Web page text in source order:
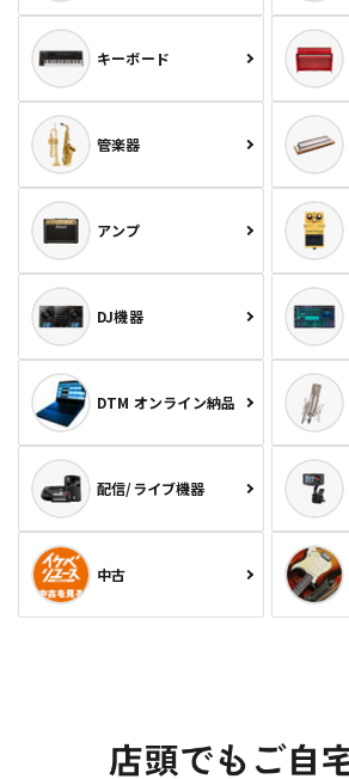
キーボード
管楽器
アンプ
DJ機器
DTM オンライン納品
配信/ライブ機器
中古